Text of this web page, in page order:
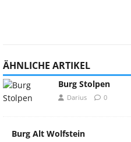
ÄHNLICHE ARTIKEL
Burg Stolpen
Darius 0
Burg Alt Wolfstein